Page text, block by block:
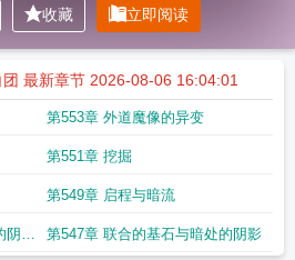
顶上开木遁 海贼我于顶上震撼世界
上开木遁笔趣阁海贼我在顶上救了艾斯
震撼世界无修改海贼我于顶上继承白团海贼我
开木遁我在海贼登顶至上海贼我在顶上
界登顶至上海贼之我在顶上开海贼之我在顶上
界免费海贼之我在顶上开木遁海贼我于顶上震
收藏 立即阅读
最新章节 2026-08-06 16:04:01
第553章 外道魔像的异变
第551章 挖掘
第549章 启程与暗流
阴影 第547章 联合的基石与暗处的阴影